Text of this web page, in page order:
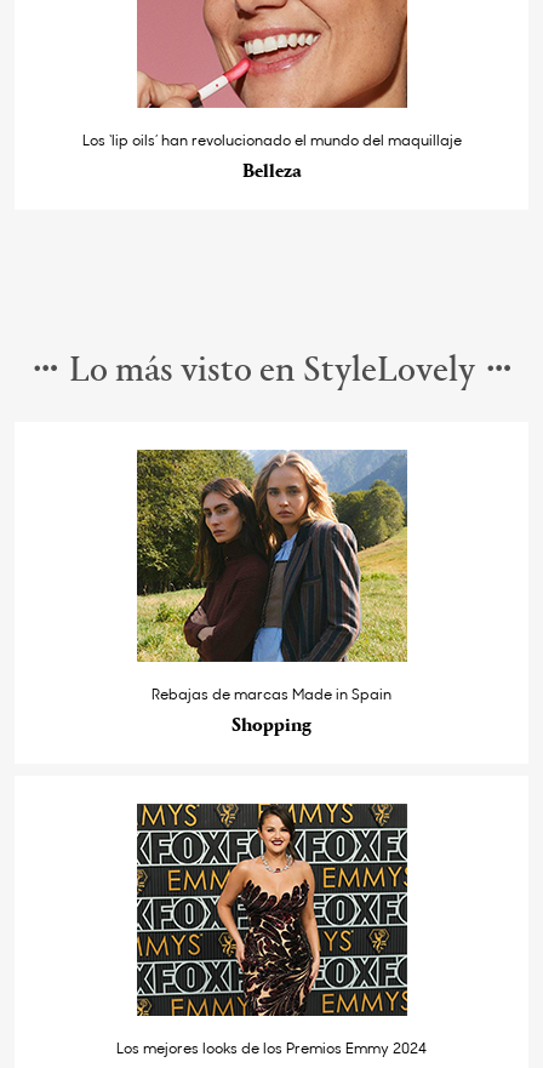
Los ‘lip oils’ han revolucionado el mundo del maquillaje
Belleza
Lo más visto en StyleLovely
Rebajas de marcas Made in Spain
Shopping
Los mejores looks de los Premios Emmy 2024